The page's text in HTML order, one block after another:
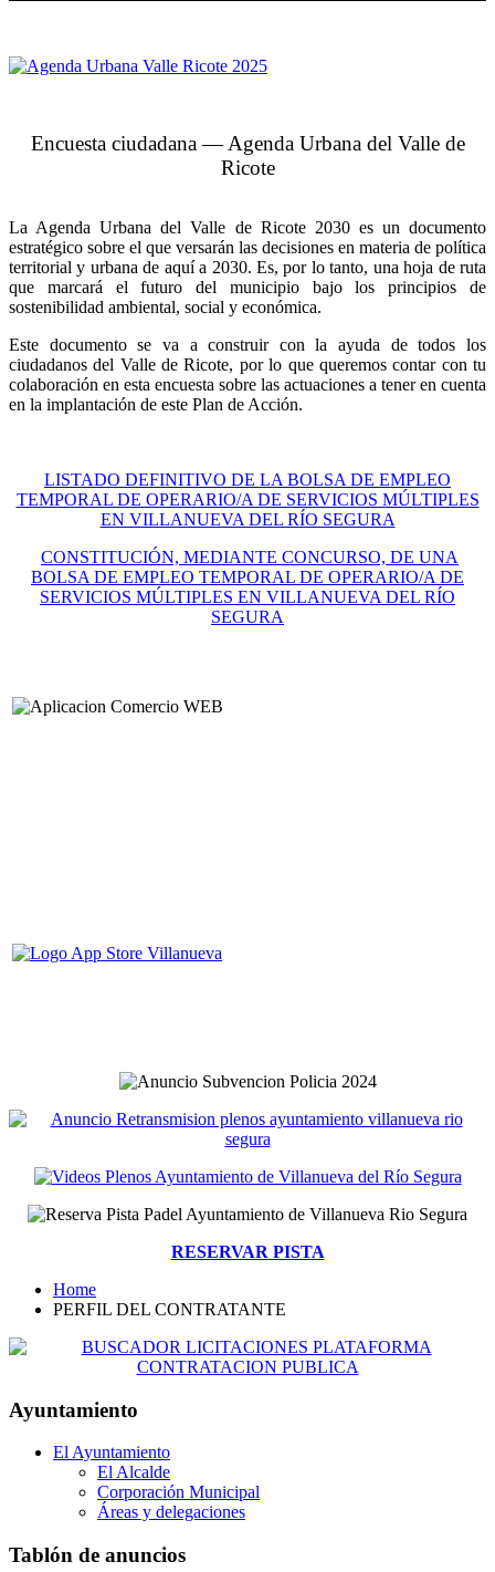
Encuesta ciudadana — Agenda Urbana del Valle de
Ricote
La Agenda Urbana del Valle de Ricote 2030 es un documento
estratégico sobre el que versarán las decisiones en materia de política
territorial y urbana de aquí a 2030. Es, por lo tanto, una hoja de ruta
que marcará el futuro del municipio bajo los principios de
sostenibilidad ambiental, social y económica.
Este documento se va a construir con la ayuda de todos los
ciudadanos del Valle de Ricote, por lo que queremos contar con tu
colaboración en esta encuesta sobre las actuaciones a tener en cuenta
en la implantación de este Plan de Acción.
LISTADO DEFINITIVO DE LA BOLSA DE EMPLEO
TEMPORAL DE OPERARIO/A DE SERVICIOS MÚLTIPLES
EN VILLANUEVA DEL RÍO SEGURA
CONSTITUCIÓN, MEDIANTE CONCURSO, DE UNA
BOLSA DE EMPLEO TEMPORAL DE OPERARIO/A DE
SERVICIOS MÚLTIPLES EN VILLANUEVA DEL RÍO
SEGURA
RESERVAR PISTA
Home
PERFIL DEL CONTRATANTE
Ayuntamiento
El Ayuntamiento
El Alcalde
Corporación Municipal
Áreas y delegaciones
Tablón de anuncios